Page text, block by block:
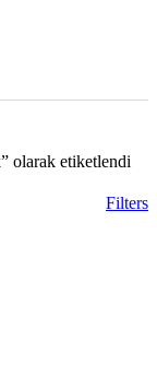
olarak etiketlendi
Filters